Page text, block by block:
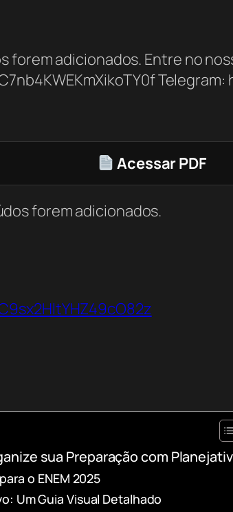
adicionados. Entre no
Acessar PDF
forem adicionados.
sua Preparação com
o ENEM 2025
Um Guia Visual Detalhado